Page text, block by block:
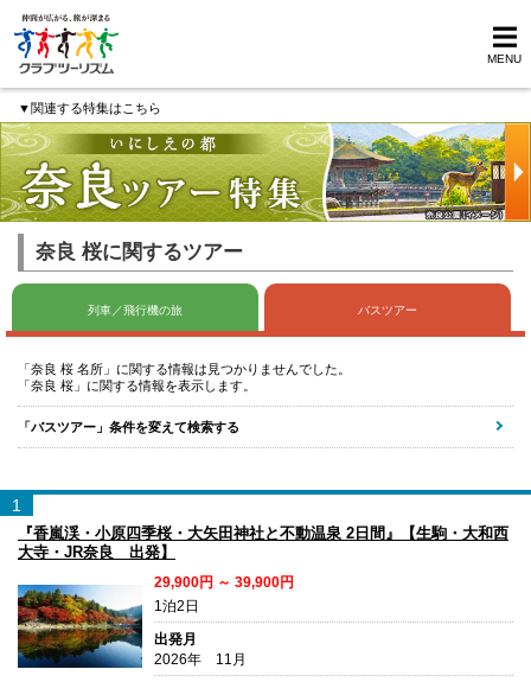
MENU
▼関連する特集はこちら
奈良 桜に関するツアー
列車／飛行機の旅 バスツアー
「奈良 桜 名所」に関する情報は見つかりませんでした。
「奈良 桜」に関する情報を表示します。
「バスツアー」条件を変えて検索する
1
『香嵐渓・小原四季桜・大矢田神社と不動温泉 2日間』【生駒・大和西
大寺・JR奈良 出発】
29,900円 ～ 39,900円
1泊2日
出発月
2026年 11月